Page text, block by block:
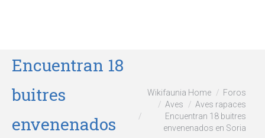
Encuentran 18
buitres
envenenados
Wikifaunia Home
Foros
Aves
Aves rapaces
Encuentran 18 buitres
envenenados en Soria